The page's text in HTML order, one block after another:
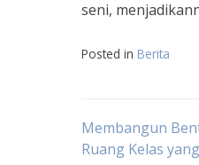
seni,
Posted in Berita
Membangun
Ruang Kelas